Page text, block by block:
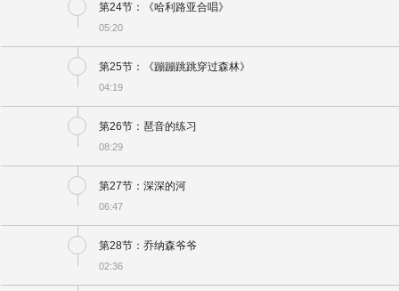
第24节：《哈利路亚合唱》
05:20
第25节：《蹦蹦跳跳穿过森林》
04:19
第26节：琶音的练习
08:29
第27节：深深的河
06:47
第28节：乔纳森爷爷
02:36